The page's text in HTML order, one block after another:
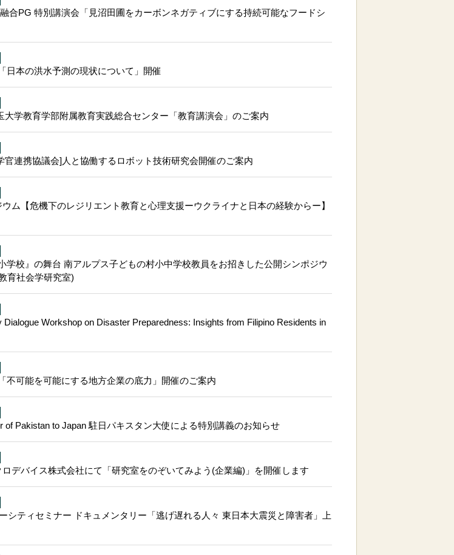
合PG 特別講演会「見沼田圃をカーボンネガティブにする持続可能なフードシ
日本の洪水予測の現状について」開催
大学教育学部附属教育実践総合センター「教育講演会」のご案内
官連携協議会]人と協働するロボット技術研究会開催のご案内
ウム【危機下のレジリエント教育と心理支援ーウクライナと日本の経験からー】
学校』の舞台 南アルプス子どもの村小中学校教員をお招きした公開シンポジウ
育社会学研究室)
Dialogue Workshop on Disaster Preparedness: Insights from Filipino Residents in
不可能を可能にする地方企業の底力」開催のご案内
of Pakistan to Japan 駐日パキスタン大使による特別講義のお知らせ
ロデバイス株式会社にて「研究室をのぞいてみよう(企業編)」を開催します
シティセミナー ドキュメンタリー「逃げ遅れる人々 東日本大震災と障害者」上